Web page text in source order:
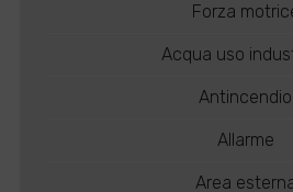
Forza
Acqua uso
Antincendio
Allarme
Area